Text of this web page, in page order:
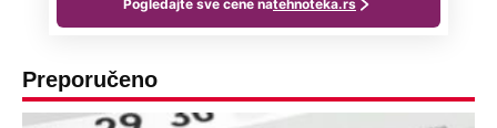
Preporučeno